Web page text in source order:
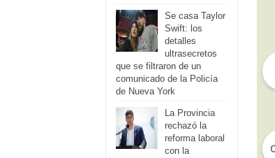
Se casa Taylor
Swift: los
detalles
ultrasecretos
que se filtraron de un
comunicado de la Policía
de Nueva York
La Provincia
rechazó la
reforma laboral
con la